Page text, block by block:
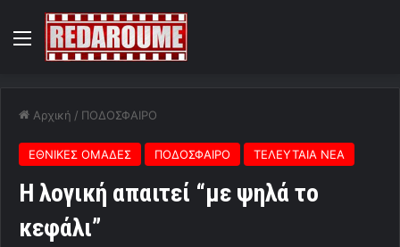
Menu
Αρχική / ΠΟΔΟΣΦΑΙΡΟ
ΕΘΝΙΚΕΣ ΟΜΑΔΕΣ ΠΟΔΟΣΦΑΙΡΟ ΤΕΛΕΥΤΑΙΑ ΝΕΑ
Η λογική απαιτεί “με ψηλά το
κεφάλι”